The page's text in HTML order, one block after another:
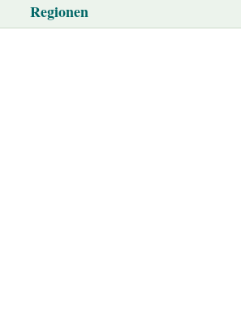
Regionen